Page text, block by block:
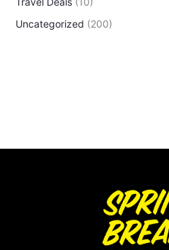
Uncategorized (200)